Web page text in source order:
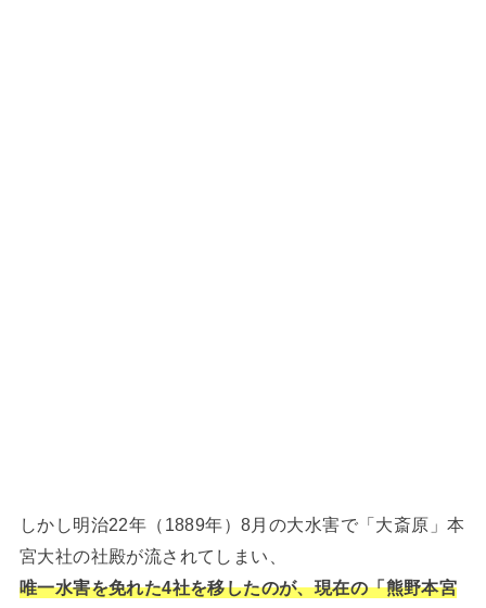
しかし明治22年（1889年）8月の大水害で「大斎原」本
宮大社の社殿が流されてしまい、
唯一水害を免れた4社を移したのが、現在の「熊野本宮